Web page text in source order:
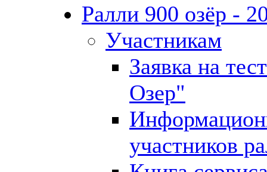
Ралли 900 озёр -
Участникам
Заявка на
Озер"
участников